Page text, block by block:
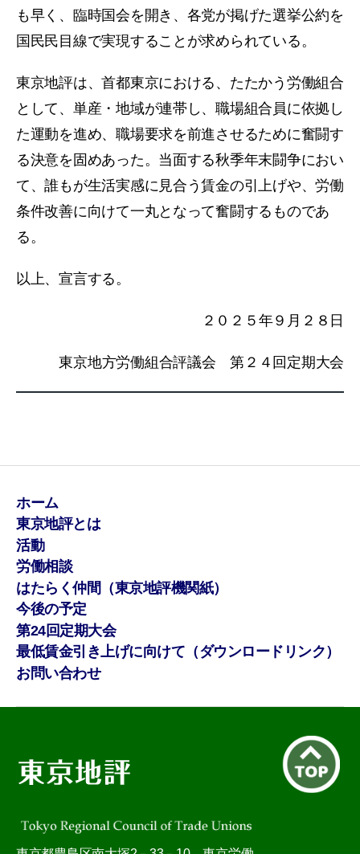
も早く、臨時国会を開き、各党が掲げた選挙公約を
国民民目線で実現することが求められている。
東京地評は、首都東京における、たたかう労働組合
として、単産・地域が連帯し、職場組合員に依拠し
た運動を進め、職場要求を前進させるために奮闘す
る決意を固めあった。当面する秋季年末闘争におい
て、誰もが生活実感に見合う賃金の引上げや、労働
条件改善に向けて一丸となって奮闘するものであ
る。
以上、宣言する。
２０２５年９月２８日
東京地方労働組合評議会 第２４回定期大会
ホーム
東京地評とは
活動
労働相談
はたらく仲間（東京地評機関紙）
今後の予定
第24回定期大会
最低賃金引き上げに向けて（ダウンロードリンク）
お問い合わせ